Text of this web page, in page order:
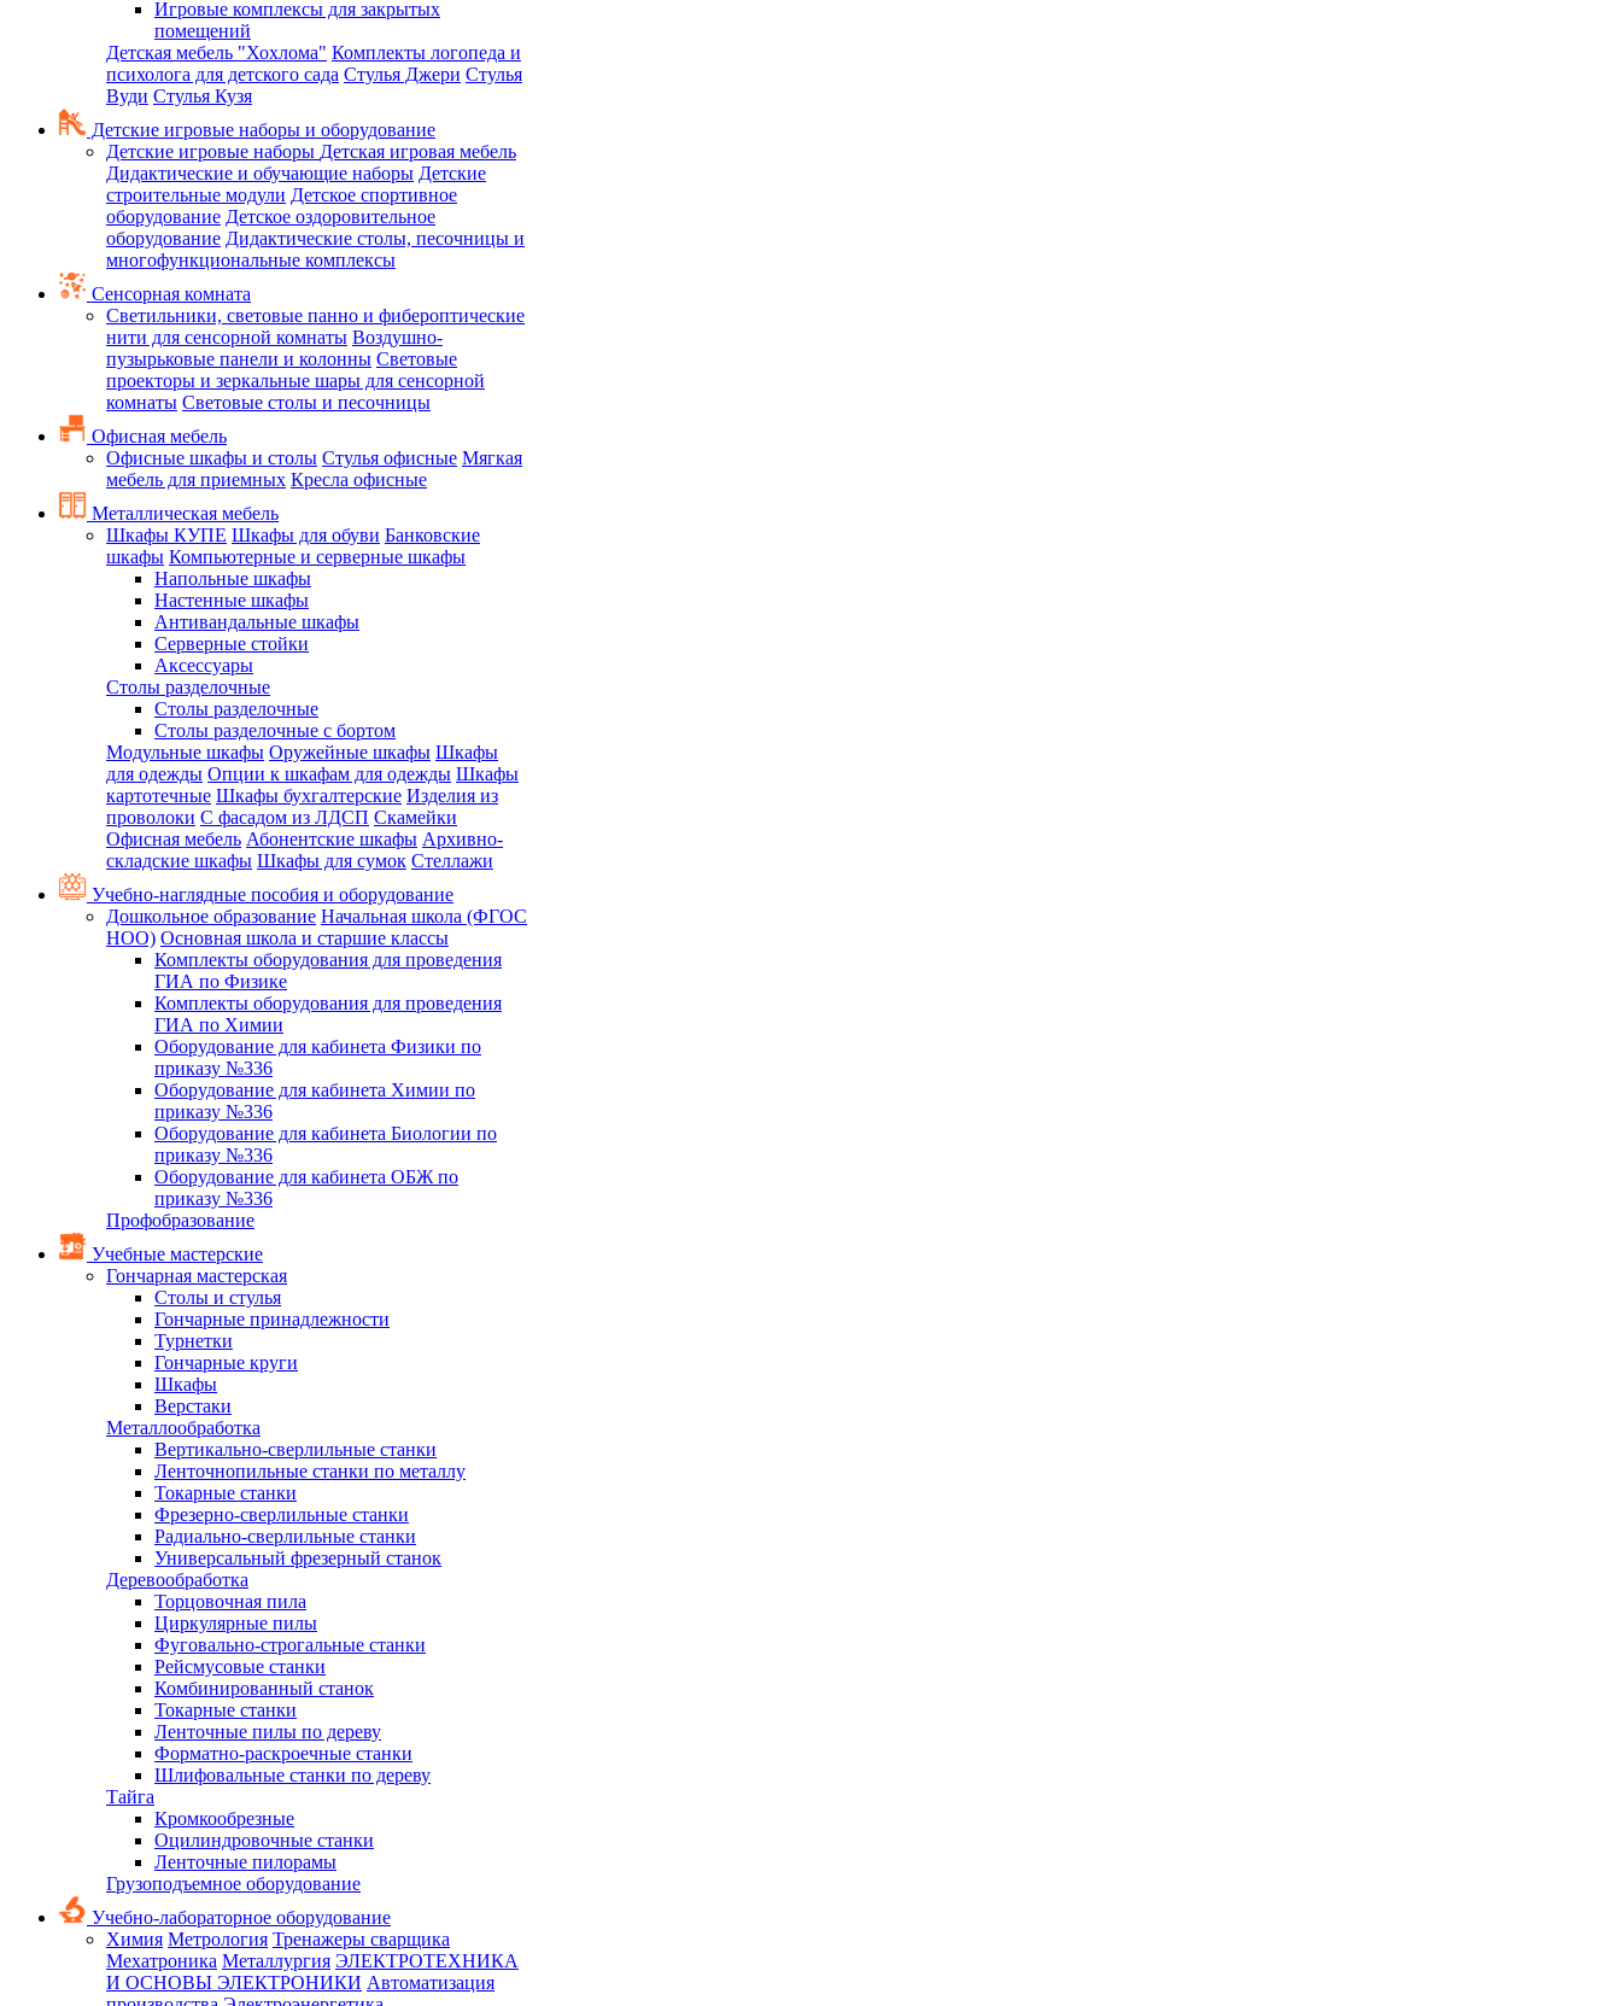
Игровые комплексы для закрытых
помещений
Детская мебель "Хохлома" Комплекты логопеда и
психолога для детского сада Стулья Джери Стулья
Вуди Стулья Кузя
Детские игровые наборы и оборудование
Детские игровые наборы Детская игровая мебель
Дидактические и обучающие наборы Детские
строительные модули Детское спортивное
оборудование Детское оздоровительное
оборудование Дидактические столы, песочницы и
многофункциональные комплексы
Сенсорная комната
Светильники, световые панно и фибероптические
нити для сенсорной комнаты Воздушно-
пузырьковые панели и колонны Световые
проекторы и зеркальные шары для сенсорной
комнаты Световые столы и песочницы
Офисная мебель
Офисные шкафы и столы Стулья офисные Мягкая
мебель для приемных Кресла офисные
Металлическая мебель
Шкафы КУПЕ Шкафы для обуви Банковские
шкафы Компьютерные и серверные шкафы
Напольные шкафы
Настенные шкафы
Антивандальные шкафы
Серверные стойки
Аксессуары
Столы разделочные
Столы разделочные
Столы разделочные с бортом
Модульные шкафы Оружейные шкафы Шкафы
для одежды Опции к шкафам для одежды Шкафы
картотечные Шкафы бухгалтерские Изделия из
проволоки С фасадом из ЛДСП Скамейки
Офисная мебель Абонентские шкафы Архивно-
складские шкафы Шкафы для сумок Стеллажи
Учебно-наглядные пособия и оборудование
Дошкольное образование Начальная школа (ФГОС
НОО) Основная школа и старшие классы
Комплекты оборудования для проведения
ГИА по Физике
Комплекты оборудования для проведения
ГИА по Химии
Оборудование для кабинета Физики по
приказу №336
Оборудование для кабинета Химии по
приказу №336
Оборудование для кабинета Биологии по
приказу №336
Оборудование для кабинета ОБЖ по
приказу №336
Профобразование
Учебные мастерские
Гончарная мастерская
Столы и стулья
Гончарные принадлежности
Турнетки
Гончарные круги
Шкафы
Верстаки
Металлообработка
Вертикально-сверлильные станки
Ленточнопильные станки по металлу
Токарные станки
Фрезерно-сверлильные станки
Радиально-сверлильные станки
Универсальный фрезерный станок
Деревообработка
Торцовочная пила
Циркулярные пилы
Фуговально-строгальные станки
Рейсмусовые станки
Комбинированный станок
Токарные станки
Ленточные пилы по дереву
Форматно-раскроечные станки
Шлифовальные станки по дереву
Тайга
Кромкообрезные
Оцилиндровочные станки
Ленточные пилорамы
Грузоподъемное оборудование
Учебно-лабораторное оборудование
Химия Метрология Тренажеры сварщика
Мехатроника Металлургия ЭЛЕКТРОТЕХНИКА
И ОСНОВЫ ЭЛЕКТРОНИКИ Автоматизация